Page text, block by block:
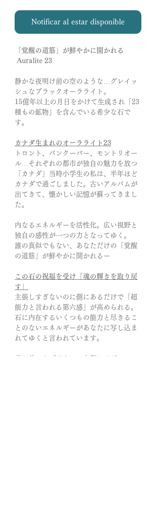
Notificar al estar disponible
「覚醒の道筋」が鮮やかに開かれる
Auralite 23
静かな夜明け前の空のような…グレイッ
シュなブラックオーラライト。
15億年以上の月日をかけて生成され「23
種もの鉱物」を含んでいる希少な石で
す。
カナダ生まれのオーラライト23
トロント、バンクーバー、モントリオー
ル…それぞれの都市が独自の魅力を放つ
「カナダ」当時小学生の私は、半年ほど
カナダで過ごしました。古いアルバムが
出てきて、懐かしい記憶が蘇ってきまし
た。
内なるエネルギーを活性化。広い視野と
独自の感性が一つの力となってゆく。
誰の真似でもない、あなただけの「覚醒
の道筋」が鮮やかに開かれるー
この石の祝福を受け「魂の輝きを取り戻
す」
主張しすぎないのに側にあるだけで「超
能力と言われる第六感」が高められる。
石に内在するいくつもの能力と尽きるこ
とのないエネルギーがあなたに写し込ま
れてゆくと言われています。
落ち着いたブラウン、内側にはグレーの